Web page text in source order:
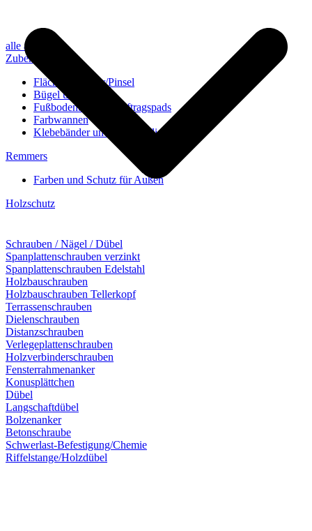
alle anzeigen
Zubehör
Flächenstreicher/Pinsel
Bügel und Rollen
Fußbodenbürsten/Auftragspads
Farbwannen
Klebebänder und Abdeckvlies
Remmers
Farben und Schutz für Außen
Holzschutz
Schrauben / Nägel / Dübel
Spanplattenschrauben verzinkt
Spanplattenschrauben Edelstahl
Holzbauschrauben
Holzbauschrauben Tellerkopf
Terrassenschrauben
Dielenschrauben
Distanzschrauben
Verlegeplattenschrauben
Holzverbinderschrauben
Fensterrahmenanker
Konusplättchen
Dübel
Langschaftdübel
Bolzenanker
Betonschraube
Schwerlast-Befestigung/Chemie
Riffelstange/Holzdübel